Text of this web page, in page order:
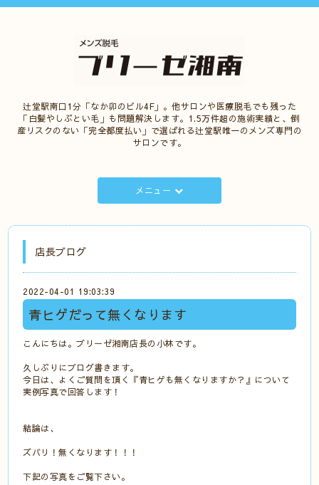
辻堂駅南口1分「なか卯のビル4F」。他サロンや医療脱毛でも残った
「白髪やしぶとい毛」も問題解決します。1.5万件超の施術実績と、倒
産リスクのない「完全都度払い」で選ばれる辻堂駅唯一のメンズ専門の
サロンです。
メニュー
店長ブログ
2022-04-01 19:03:39
青ヒゲだって無くなります
こんにちは。ブリーゼ湘南店長の小林です。
久しぶりにブログ書きます。
今日は、よくご質問を頂く『青ヒゲも無くなりますか？』について
実例写真で回答します！
結論は、
ズバリ！無くなります！！！
下記の写真をご覧下さい。